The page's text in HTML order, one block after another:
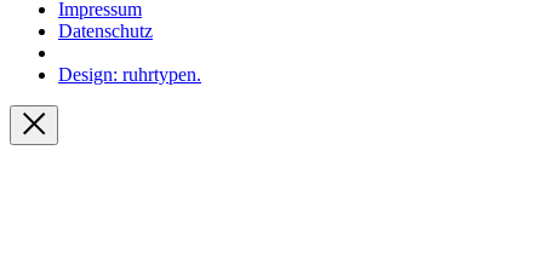
Impressum
Datenschutz
Design: ruhrtypen.